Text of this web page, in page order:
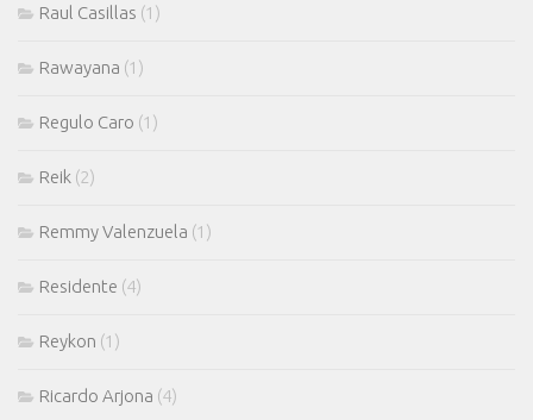
Raul Casillas (1)
Rawayana (1)
Regulo Caro (1)
Reik (2)
Remmy Valenzuela (1)
Residente (4)
Reykon (1)
Ricardo Arjona (4)